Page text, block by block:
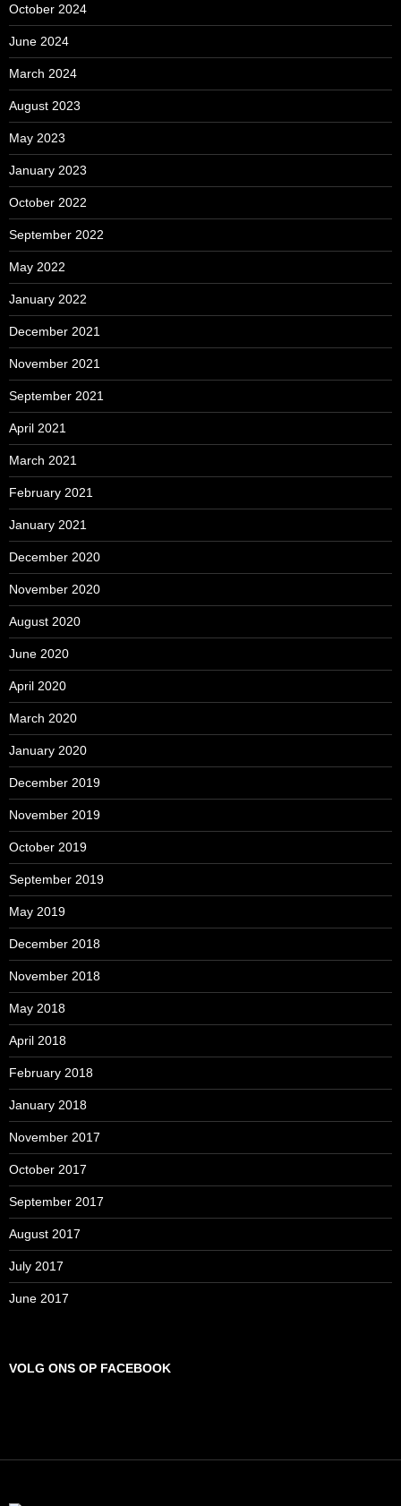
October 2024
June 2024
March 2024
August 2023
May 2023
January 2023
October 2022
September 2022
May 2022
January 2022
December 2021
November 2021
September 2021
April 2021
March 2021
February 2021
January 2021
December 2020
November 2020
August 2020
June 2020
April 2020
March 2020
January 2020
December 2019
November 2019
October 2019
September 2019
May 2019
December 2018
November 2018
May 2018
April 2018
February 2018
January 2018
November 2017
October 2017
September 2017
August 2017
July 2017
June 2017
VOLG ONS OP FACEBOOK